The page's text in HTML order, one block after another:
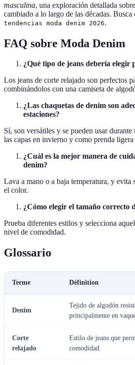
masculina, una exploración detallada
cambiado a lo largo de las décadas. Busca
tendencias moda denim 2026.
FAQ sobre Moda Denim
¿Qué tipo de jeans debería elegir
Los jeans de corte relajado son perfectos
combinándolos con una camiseta de
¿Las chaquetas de denim son
estaciones?
Sí, son versátiles y se pueden usar
las capas en invierno y como prenda ligera
¿Cuál es la mejor manera de
denim?
Lava a mano o a baja temperatura, y evita
el color.
¿Cómo elegir el tamaño correcto
Prueba diferentes estilos y selecciona
nivel de comodidad.
Glossario
Terme Définition
Denim
Tejido de algodón
principalmente en
Corte
relajado
Estilo de jeans que
comodidad.